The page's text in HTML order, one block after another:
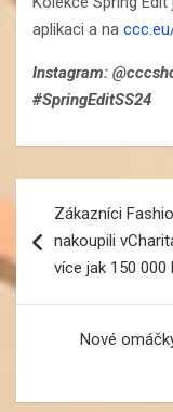
aplikaci a na
Instagram:
#SpringEditSS24
pro
příspěvek
Zákazníci
nakoupili
více jak 150 000
Nové